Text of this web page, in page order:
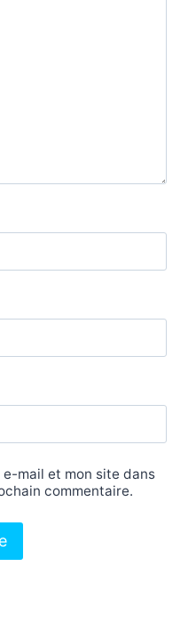
e-mail et mon site dans
commentaire.